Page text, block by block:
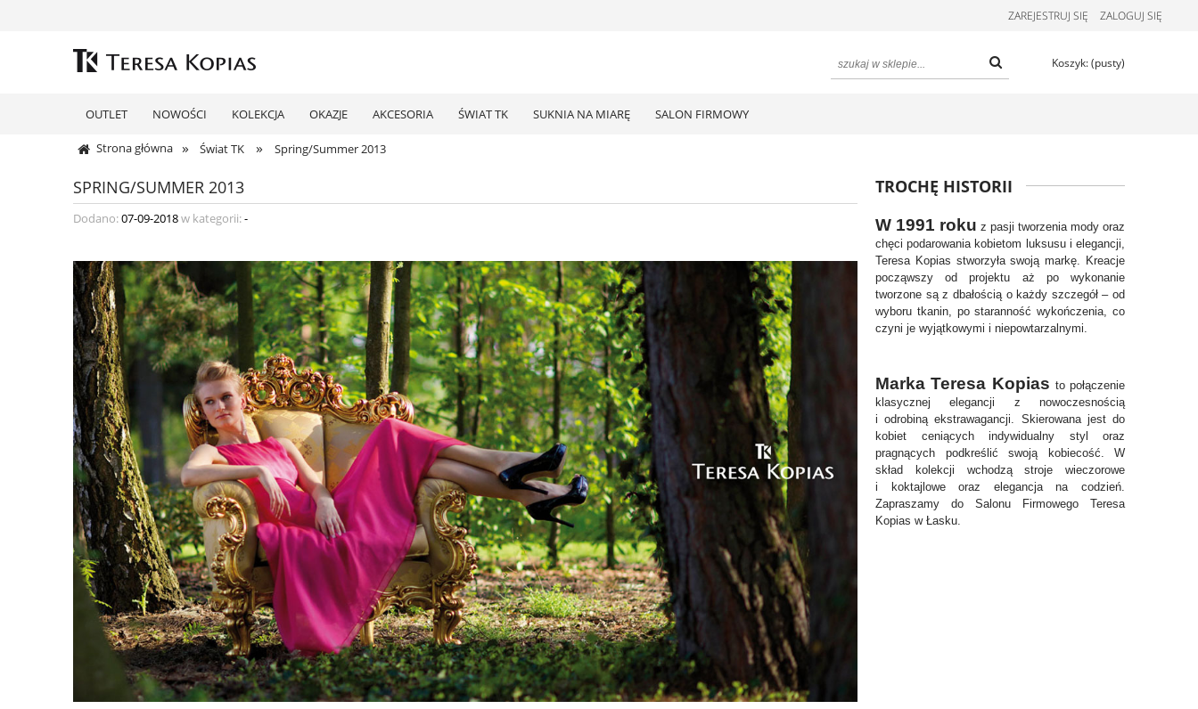
ZAREJESTRUJ SIĘ ZALOGUJ SIĘ
Koszyk:(pusty)
OUTLET NOWOŚCI KOLEKCJA OKAZJE AKCESORIA ŚWIAT TK SUKNIA NA MIARĘ SALON FIRMOWY
Strona główna » Świat TK » Spring/Summer 2013
SPRING/SUMMER 2013
Dodano:07-09-2018w kategorii:-
TROCHĘ HISTORII
W 1991 roku z pasji tworzenia mody oraz
chęci podarowania kobietom luksusu i elegancji,
Teresa Kopias stworzyła swoją markę. Kreacje
począwszy od projektu aż po wykonanie
tworzone są z dbałością o każdy szczegół – od
wyboru tkanin, po staranność wykończenia, co
czyni je wyjątkowymi i niepowtarzalnymi.
Marka Teresa Kopias to połączenie
klasycznej elegancji z nowoczesnością
i odrobiną ekstrawagancji. Skierowana jest do
kobiet ceniących indywidualny styl oraz
pragnących podkreślić swoją kobiecość. W
skład kolekcji wchodzą stroje wieczorowe
i koktajlowe oraz elegancja na codzień.
Zapraszamy do Salonu Firmowego Teresa
Kopias w Łasku.